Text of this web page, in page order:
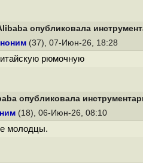
опубликовала
(37), 07-Июн-26, 18:28
рюмочную
опубликовала
(18), 06-Июн-26, 08:10
молодцы.